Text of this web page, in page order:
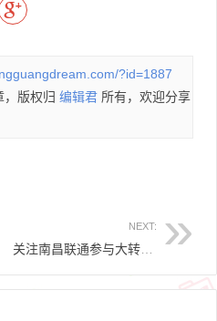
?id=1887
，版权归 编辑君 所有，欢迎分享
NEXT:
关注南昌联通参与大转盘得500M流量 抽现金红包等